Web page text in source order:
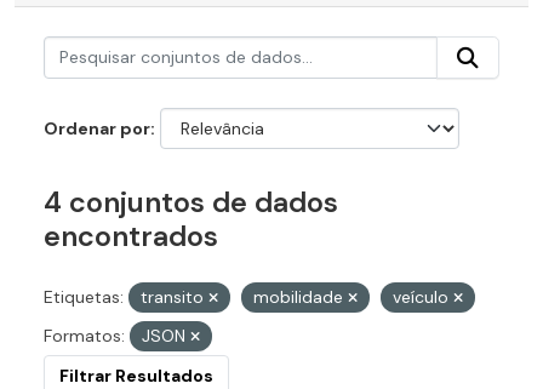
Ordenar por
4 conjuntos de dados
encontrados
Etiquetas: transito mobilidade
veículo
Formatos:
JSON
Filtrar Resultados